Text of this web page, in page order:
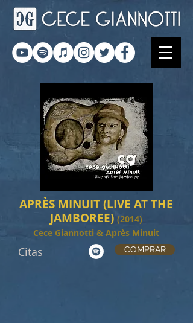
APRÈS MINUIT (LIVE AT THE
JAMBOREE) (2014)
Cece Giannotti & Après Minuit
Citas COMPRAR